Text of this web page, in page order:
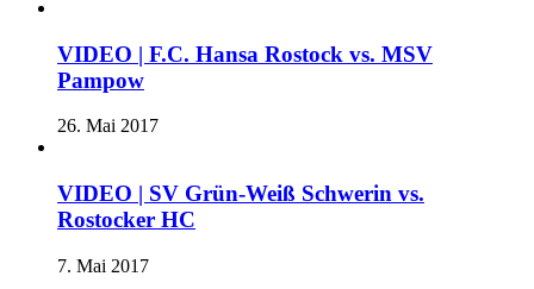
VIDEO | F.C. Hansa Rostock vs. MSV
Pampow
26. Mai 2017
VIDEO | SV Grün-Weiß Schwerin vs.
Rostocker HC
7. Mai 2017